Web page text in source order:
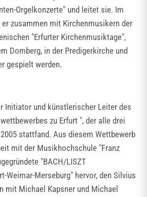
Orgelkonzerte" und leitet sie. Im
zusammen mit Kirchenmusikern der
"Erfurter Kirchenmusiktage",
Domberg, in der Predigerkirche und
gespielt werden.
Initiator und künstlerischer Leiter des
zu Erfurt ", der alle drei
stattfand. Aus diesem Wettbewerb
mit der Musikhochschule "Franz
"BACH/LISZT
Weimar-Merseburg" hervor, den Silvius
mit Michael Kapsner und Michael